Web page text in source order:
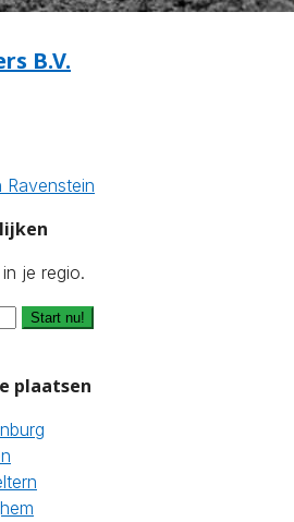
B.V.
Ravenstein
je regio.
Start nu!
plaatsen